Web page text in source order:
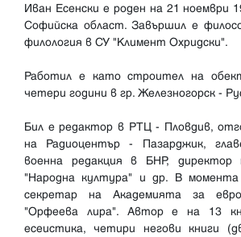
Иван Есенски е роден на 21 ноември
Софийска област. Завършил е
филология в СУ "Климент Охридски".
Работил е като строител на
четери години в гр. Железногорск -
Бил е редактор в РТЦ - Пловдив,
на Радиоцентър - Пазарджик,
военна редакция в БНР, директор
"Народна култура" и др. В момента
секретар на Академията за
"Орфеева лира". Автор е на 13
есеистика, четири негови книги